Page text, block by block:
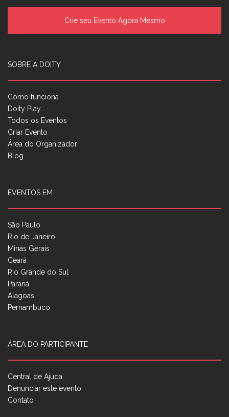
Crie seu Evento Agora Mesmo
SOBRE A DOITY
Como funciona
Doity Play
Todos os Eventos
Criar Evento
Área do Organizador
Blog
EVENTOS EM
São Paulo
Rio de Janeiro
Minas Gerais
Ceará
Rio Grande do Sul
Paraná
Alagoas
Pernambuco
ÁREA DO PARTICIPANTE
Central de Ajuda
Denunciar este evento
Contato